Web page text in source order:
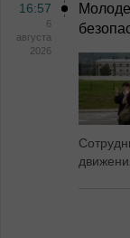
16:57
6
августа
2026